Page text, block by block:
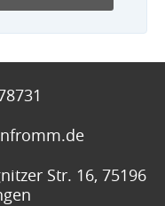
Str. 16, 75196